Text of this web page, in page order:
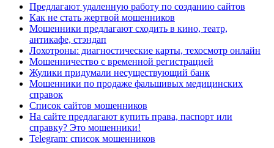
Предлагают удаленную работу по созданию сайтов
Как не стать жертвой мошенников
Мошенники предлагают сходить в кино, театр,
антикафе, стэндап
Лохотроны: диагностические карты, техосмотр онлайн
Мошенничество с временной регистрацией
Жулики придумали несуществующий банк
Мошенники по продаже фальшивых медицинских
справок
Список сайтов мошенников
На сайте предлагают купить права, паспорт или
справку? Это мошенники!
Telegram: список мошенников